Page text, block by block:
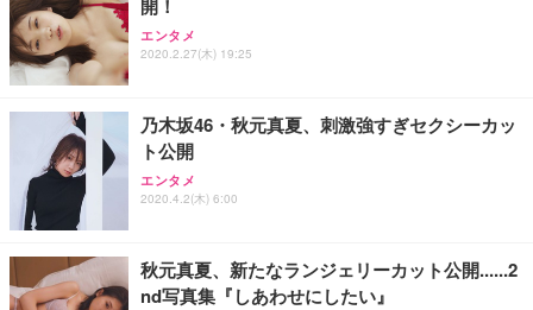
ANDWINT オフィスチェア デスクチェア 肘なし メ
ッシュ 通気性 ランバーサポート付き 腰サポート ガ
ス圧無段階昇降 360度回転 キャスター付き コンパク
【MiniLED/24.5inch/280Hz/FHD】GRAPHT THE S
HOOTER Gaming Monitor 24” Essential ゲーミン
グモニター QD 24.5インチ 1ms FHD 量子ドット 残
アイリスオーヤマ ペットシーツ 超厚型 お徳用 レギ
ュラー 200枚入【Amazon.co.jp限定】
開！
エンタメ
2020.2.27(木) 19:25
乃木坂46・秋元真夏、刺激強すぎセクシーカッ
ト公開
エンタメ
2020.4.2(木) 6:00
秋元真夏、新たなランジェリーカット公開......2
nd写真集『しあわせにしたい』